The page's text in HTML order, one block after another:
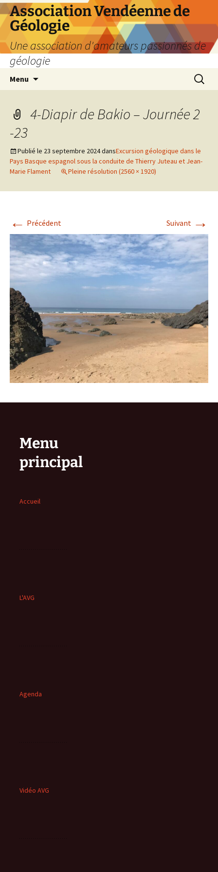
Aller
au
contenu
Association Vendéenne de
Géologie
Une association d'amateurs passionnés de
géologie
Menu
4-Diapir de Bakio – Journée 2
-23
Publié le 23 septembre 2024dansExcursion géologique dans le
Pays Basque espagnol sous la conduite de Thierry Juteau et Jean-
Marie Flament
Pleine résolution (2560 × 1920)
← Précédent Suivant →
Menu
principal
Accueil
L'AVG
Agenda
Vidéo AVG